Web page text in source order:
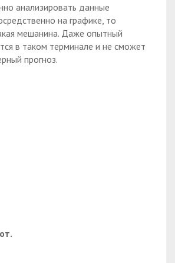
анализировать данные
на графике, то
мешанина. Даже опытный
в таком терминале и не сможет
прогноз.